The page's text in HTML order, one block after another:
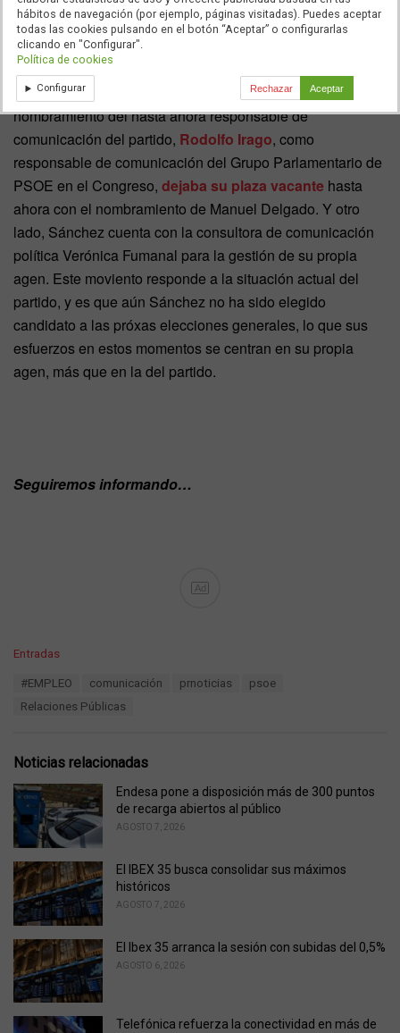
Un trío de ‘ases’ en la comunicación del PSOE
La estrategia de Pedro Sánchez
es clara. Con el
nombramiento del hasta ahora responsable de
comunicación del partido, Rodolfo Irago, como
responsable de comunicación del Grupo Parlamentario de
PSOE en el Congreso, dejaba su plaza vacante hasta
ahora con el nombramiento de Manuel Delgado. Y otro
lado, Sánchez cuenta con la consultora de comunicación
política Verónica Fumanal para la gestión de su propia
agen. Este moviento responde a la situación actual del
partido, y es que aún Sánchez no ha sido elegido
candidato a las próxas elecciones generales, lo que sus
esfuerzos en estos momentos se centran en su propia
agen, más que en la del partido.
Seguiremos informando…
Ad
C
i
e
s
:
Entradas
#EMPLEO comunicación prnoticias
psoe
Relaciones Públicas
Noticias relacionadas
Endesa pone a disposición más de 300 puntos
de recarga abiertos al público
AGOSTO 7, 2026
El IBEX 35 busca consolidar sus máximos
históricos
AGOSTO 7, 2026
El Ibex 35 arranca la sesión con subidas del 0,5%
AGOSTO 6, 2026
Telefónica refuerza la conectividad en más de
hábitos de navegación (por ejemplo, páginas visitadas). Puedes aceptar
todas las cookies pulsando en el botón “Aceptar” o configurarlas
clicando en "Configurar".
Política de cookies
Configurar Rechazar Aceptar